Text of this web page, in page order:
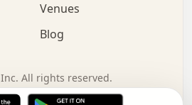
.   .   o   .   .   .   .
.   .   .   .   .   :   .   x
.   .   .   .   .   .   .   .
Venues
Blog
All rights reserved.